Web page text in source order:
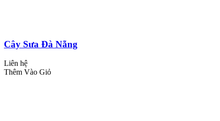
Cây Sưa Đà Nẵng
Liên hệ
Thêm Vào Giỏ